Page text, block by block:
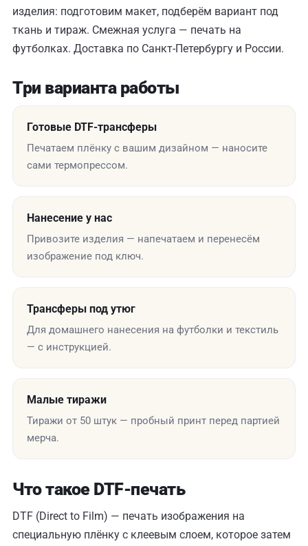
изделия: подготовим макет, подберём вариант под
ткань и тираж. Смежная услуга — печать на
футболках. Доставка по Санкт-Петербургу и России.
Три варианта работы
Готовые DTF-трансферы
Печатаем плёнку с вашим дизайном — наносите
сами термопрессом.
Нанесение у нас
Привозите изделия — напечатаем и перенесём
изображение под ключ.
Трансферы под утюг
Для домашнего нанесения на футболки и текстиль
— с инструкцией.
Малые тиражи
Тиражи от 50 штук — пробный принт перед партией
мерча.
Что такое DTF-печать
DTF (Direct to Film) — печать изображения на
специальную плёнку с клеевым слоем, которое затем